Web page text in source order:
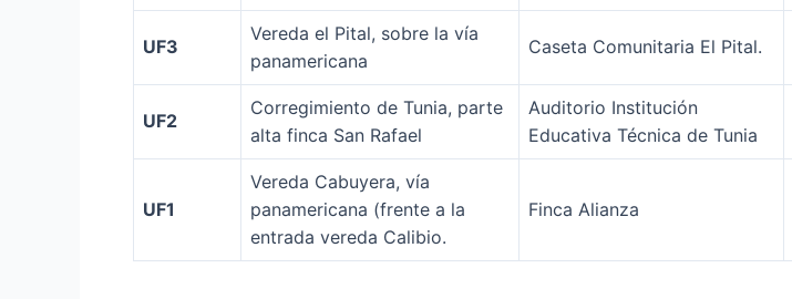
UF3
Vereda el Pital, sobre la vía
panamericana
Caseta Comunitaria El Pital.
UF2
Corregimiento de Tunia, parte
alta finca San Rafael
Auditorio Institución
Educativa Técnica de Tunia
UF1
Vereda Cabuyera, vía
panamericana (frente a la
entrada vereda Calibio.
Finca Alianza